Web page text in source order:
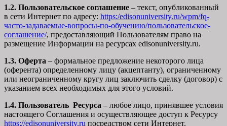
1.2. Пользовательское соглашение – текст, опубликованный
в сети Интернет по адресу: https:/edisonuniversity.ru/wpm/fq-
часто-задаваемые-вопросы-по-обучению/пользовательское-
соглашение/, предоставляющий Пользователям право на
размещение Информации на ресурсах edisonuniversity.ru.
1.3. Оферта – формальное предложение некоторого лица
(оферента) определенному лицу (акцептанту), ограниченному
или неограниченному кругу лиц заключить сделку (договор) с
указанием всех необходимых для этого условий.
1.4. Пользователь Ресурса – любое лицо, принявшее условия
настоящего Соглашения и осуществляющее доступ к Ресурсу
https://edisonuniversity.ru посредством сети Интернет.